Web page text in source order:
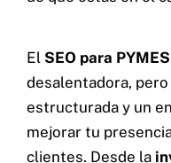
El SEO para PYMES
desalentadora,
estructurada y un
mejorar tu
clientes. Desde la